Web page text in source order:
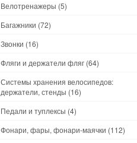
Велотренажеры (5)
Багажники (72)
Звонки (16)
Фляги и держатели фляг (64)
Системы хранения велосипедов:
держатели, стенды (16)
Педали и туплексы (4)
Фонари, фары, фонари-маячки (112)